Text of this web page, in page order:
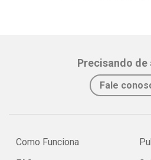
Precisando de
Fale
Como Funciona